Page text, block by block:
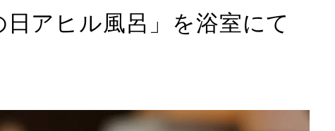
アヒル風呂」を浴室にて